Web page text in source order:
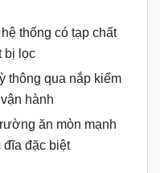
thống có tạp chất
bị lọc
thông qua nắp kiểm
hành
ăn mòn mạnh
đĩa đặc biệt